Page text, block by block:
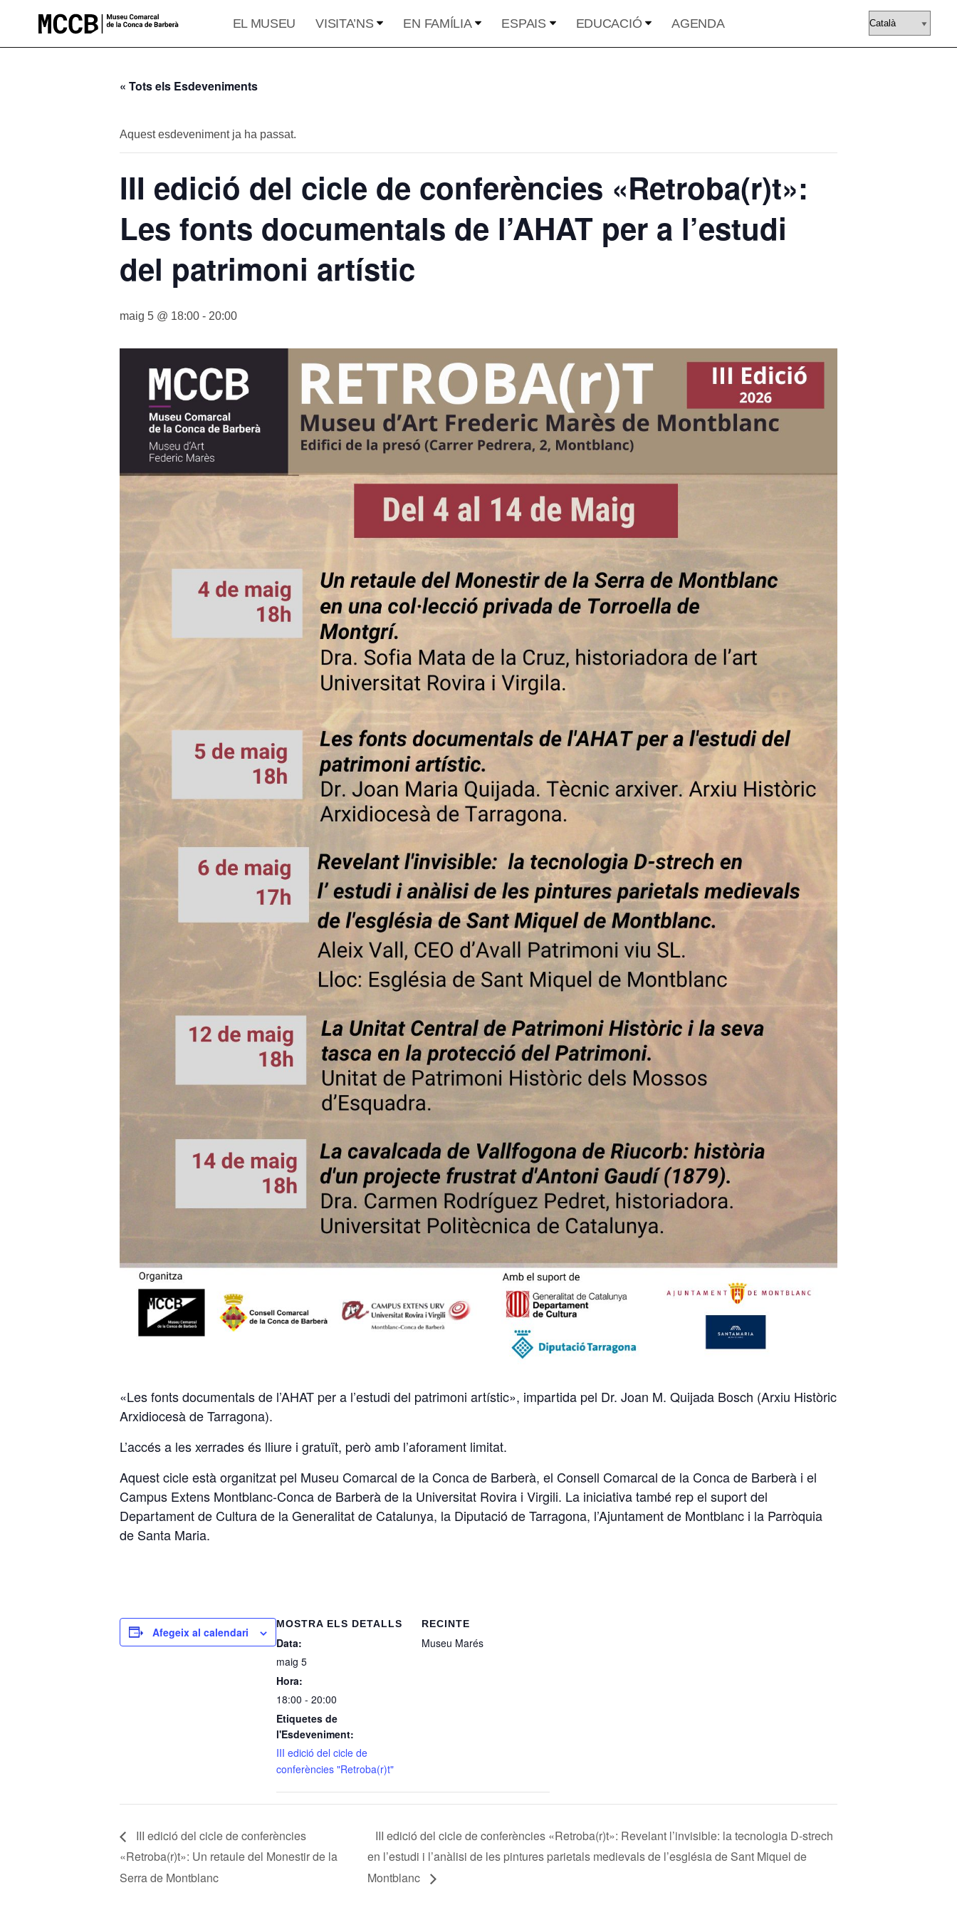
EL MUSEU VISITA’NS EN FAMÍLIA ESPAIS EDUCACIÓ AGENDA
« Tots els Esdeveniments
Aquest esdeveniment ja ha passat.
III edició del cicle de conferències «Retroba(r)t»:
Les fonts documentals de l’AHAT per a l’estudi
del patrimoni artístic
maig 5 @ 18:00 - 20:00
«Les fonts documentals de l’AHAT per a l’estudi del patrimoni artístic», impartida pel Dr. Joan M. Quijada Bosch (Arxiu Històric
Arxidiocesà de Tarragona).
L’accés a les xerrades és lliure i gratuït, però amb l’aforament limitat.
Aquest cicle està organitzat pel Museu Comarcal de la Conca de Barberà, el Consell Comarcal de la Conca de Barberà i el
Campus Extens Montblanc-Conca de Barberà de la Universitat Rovira i Virgili. La iniciativa també rep el suport del
Departament de Cultura de la Generalitat de Catalunya, la Diputació de Tarragona, l’Ajuntament de Montblanc i la Parròquia
de Santa Maria.
Afegeix al calendari
MOSTRA ELS DETALLS
Data:
maig 5
Hora:
18:00 - 20:00
Etiquetes de
l'Esdeveniment:
III edició del cicle de
conferències "Retroba(r)t"
RECINTE
Museu Marés
III edició del cicle de conferències
«Retroba(r)t»: Un retaule del Monestir de la
Serra de Montblanc
III edició del cicle de conferències «Retroba(r)t»: Revelant l’invisible: la tecnologia D-strech
en l’estudi i l’anàlisi de les pintures parietals medievals de l’església de Sant Miquel de
Montblanc